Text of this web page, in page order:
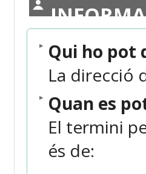
Qui ho pot
La direcció
Quan es
El termini
és de: